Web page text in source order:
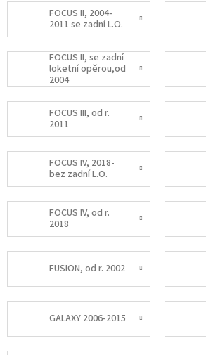
FOCUS II, 2004-
2011 se zadní L.O.
FOCUS II, se zadní
loketní opěrou,od
2004
FOCUS III, od r.
2011
FOCUS IV, 2018-
bez zadní L.O.
FOCUS IV, od r.
2018
FUSION, od r. 2002
GALAXY 2006-2015